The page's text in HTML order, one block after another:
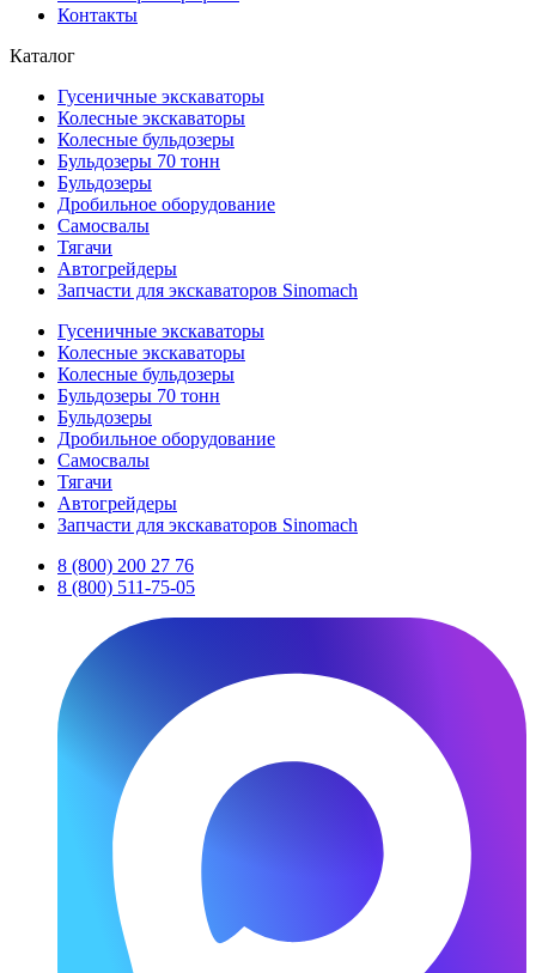
Контакты
Каталог
Гусеничные экскаваторы
Колесные экскаваторы
Колесные бульдозеры
Бульдозеры 70 тонн
Бульдозеры
Дробильное оборудование
Самосвалы
Тягачи
Автогрейдеры
Запчасти для экскаваторов Sinomach
Гусеничные экскаваторы
Колесные экскаваторы
Колесные бульдозеры
Бульдозеры 70 тонн
Бульдозеры
Дробильное оборудование
Самосвалы
Тягачи
Автогрейдеры
Запчасти для экскаваторов Sinomach
8 (800) 200 27 76
8 (800) 511-75-05